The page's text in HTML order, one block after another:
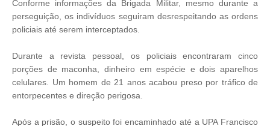
Conforme informações da Brigada Militar, mesmo durante a
perseguição, os indivíduos seguiram desrespeitando as ordens
policiais até serem interceptados.
Durante a revista pessoal, os policiais encontraram cinco
porções de maconha, dinheiro em espécie e dois aparelhos
celulares. Um homem de 21 anos acabou preso por tráfico de
entorpecentes e direção perigosa.
Após a prisão, o suspeito foi encaminhado até a UPA Francisco